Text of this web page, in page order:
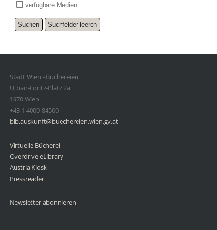
verfügbare Medien
Stadt Wien - Büchereien
Urban-Loritz-Platz 2a
1070 Wien
+43 1 4000-84500
bib.auskunft@buechereien.wien.gv.at
Virtuelle Bücherei
Overdrive eLibrary
Austria Kiosk
Pressreader
Newsletter abonnieren